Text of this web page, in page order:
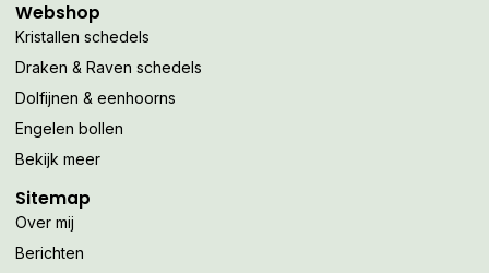
Webshop
Kristallen schedels
Draken & Raven schedels
Dolfijnen & eenhoorns
Engelen bollen
Bekijk meer
Sitemap
Over mij
Berichten